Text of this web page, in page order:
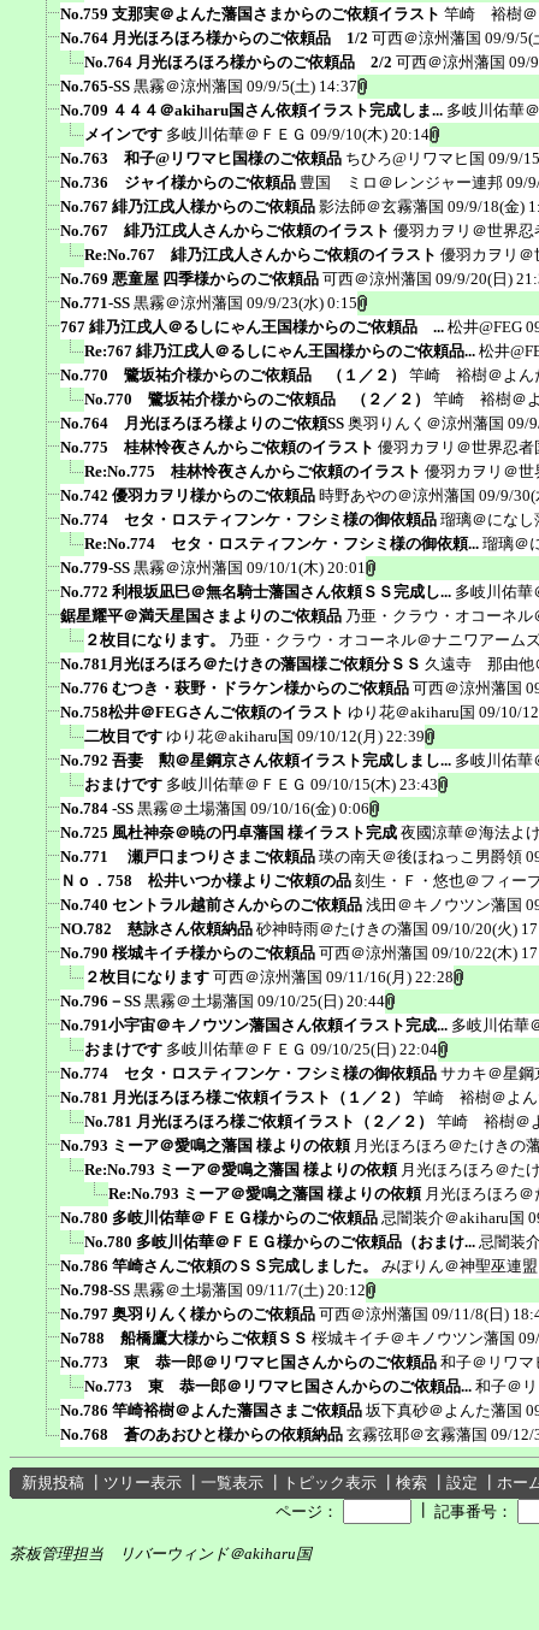
No.759 支那実＠よんた藩国さまからのご依頼イラスト 竿崎 裕樹＠
No.764 月光ほろほろ様からのご依頼品 1/2 可西＠涼州藩国 09/9/5(
No.764 月光ほろほろ様からのご依頼品 2/2 可西＠涼州藩国 09/
No.765-SS 黒霧＠涼州藩国 09/9/5(土) 14:37
No.709 ４４４＠akiharu国さん依頼イラスト完成しま... 多岐川佑華
メインです 多岐川佑華＠ＦＥＧ 09/9/10(木) 20:14
No.763 和子@リワマヒ国様のご依頼品 ちひろ@リワマヒ国 09/9/
No.736 ジャイ様からのご依頼品 豊国 ミロ＠レンジャー連邦 09/
No.767 緋乃江戌人様からのご依頼品 影法師＠玄霧藩国 09/9/18(金)
No.767 緋乃江戌人さんからご依頼のイラスト 優羽カヲリ＠世界忍
Re:No.767 緋乃江戌人さんからご依頼のイラスト 優羽カヲリ＠
No.769 悪童屋 四季様からのご依頼品 可西＠涼州藩国 09/9/20(日)
No.771-SS 黒霧＠涼州藩国 09/9/23(水) 0:15
767 緋乃江戌人＠るしにゃん王国様からのご依頼品 ... 松井@FEG
Re:767 緋乃江戌人＠るしにゃん王国様からのご依頼品... 松井
No.770 鷺坂祐介様からのご依頼品 （１／２）
竿崎 裕樹＠よん
No.770 鷺坂祐介様からのご依頼品 （２／２）
竿崎 裕樹＠
No.764 月光ほろほろ様よりのご依頼SS 奥羽りんく＠涼州藩国 09/
No.775 桂林怜夜さんからご依頼のイラスト 優羽カヲリ＠世界忍者
Re:No.775 桂林怜夜さんからご依頼のイラスト 優羽カヲリ＠世
No.742 優羽カヲリ様からのご依頼品 時野あやの＠涼州藩国 09/9/30(
No.774 セタ・ロスティフンケ・フシミ様の御依頼品 瑠璃＠になし
Re:No.774 セタ・ロスティフンケ・フシミ様の御依頼... 瑠璃＠
No.779-SS 黒霧＠涼州藩国 09/10/1(木) 20:01
No.772 利根坂凪巳＠無名騎士藩国さん依頼ＳＳ完成し... 多岐川佑華
鋸星耀平＠満天星国さまよりのご依頼品 乃亜・クラウ・オコーネ
２枚目になります。
乃亜・クラウ・オコーネル＠ナニワアーム
No.781月光ほろほろ＠たけきの藩国様ご依頼分ＳＳ 久遠寺 那由他
No.776 むつき・萩野・ドラケン様からのご依頼品 可西＠涼州藩国
No.758松井＠FEGさんご依頼のイラスト ゆり花＠akiharu国 09/10/
二枚目です ゆり花＠akiharu国 09/10/12(月) 22:39
No.792 吾妻 勲＠星鋼京さん依頼イラスト完成しまし... 多岐川佑華
おまけです 多岐川佑華＠ＦＥＧ 09/10/15(木) 23:43
No.784 -SS 黒霧＠土場藩国 09/10/16(金) 0:06
No.725 風杜神奈＠暁の円卓藩国 様イラスト完成 夜國涼華＠海法よ
No.771 瀬戸口まつりさまご依頼品 瑛の南天＠後ほねっこ男爵領
Ｎｏ．758 松井いつか様よりご依頼の品 刻生・Ｆ・悠也＠フィー
No.740 セントラル越前さんからのご依頼品 浅田＠キノウツン藩国
NO.782 慈詠さん依頼納品 砂神時雨＠たけきの藩国 09/10/20(火)
No.790 桜城キイチ様からのご依頼品 可西＠涼州藩国 09/10/22(木)
２枚目になります 可西＠涼州藩国 09/11/16(月) 22:28
No.796－SS 黒霧＠土場藩国 09/10/25(日) 20:44
No.791小宇宙＠キノウツン藩国さん依頼イラスト完成... 多岐川佑華
おまけです 多岐川佑華＠ＦＥＧ 09/10/25(日) 22:04
No.774 セタ・ロスティフンケ・フシミ様の御依頼品 サカキ＠星鋼
No.781 月光ほろほろ様ご依頼イラスト（１／２）
竿崎 裕樹＠よん
No.781 月光ほろほろ様ご依頼イラスト（２／２）
竿崎 裕樹＠
No.793 ミーア＠愛鳴之藩国 様よりの依頼 月光ほろほろ＠たけきの
Re:No.793 ミーア＠愛鳴之藩国 様よりの依頼 月光ほろほろ＠た
Re:No.793 ミーア＠愛鳴之藩国 様よりの依頼 月光ほろほろ
No.780 多岐川佑華＠ＦＥＧ様からのご依頼品 忌闇装介＠akiharu国
No.780 多岐川佑華＠ＦＥＧ様からのご依頼品（おまけ... 忌闇装
No.786 竿崎さんご依頼のＳＳ完成しました。
みぽりん＠神聖巫連盟
No.798-SS 黒霧＠土場藩国 09/11/7(土) 20:12
No.797 奥羽りんく様からのご依頼品 可西＠涼州藩国 09/11/8(日)
No788 船橋鷹大様からご依頼ＳＳ 桜城キイチ＠キノウツン藩国
No.773 東 恭一郎＠リワマヒ国さんからのご依頼品 和子＠リワマ
No.773 東 恭一郎＠リワマヒ国さんからのご依頼品... 和子＠
No.786 竿崎裕樹＠よんた藩国さまご依頼品 坂下真砂＠よんた藩国
No.768 蒼のあおひと様からの依頼納品 玄霧弦耶＠玄霧藩国 09/12/
新規投稿 ツリー表示 一覧表示 トピック表示 検索 設定
ホー
ページ：
記事番号：
茶板管理担当 リバーウィンド＠akiharu国